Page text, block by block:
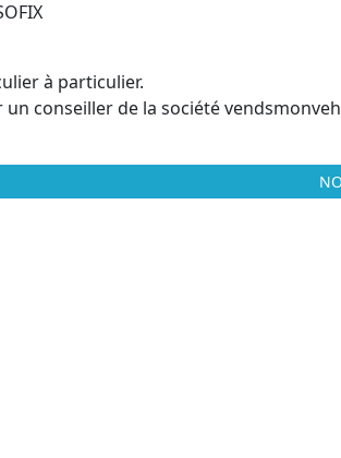
à particulier.
un conseiller de la société